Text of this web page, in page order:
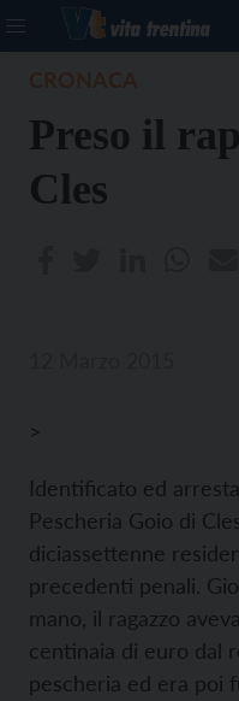
Preso il
Cles
>
Identificato ed
Pescheria Goio di
diciassettenne
precedenti penali.
mano, il ragazzo
centinaia di euro dal
pescheria ed era poi